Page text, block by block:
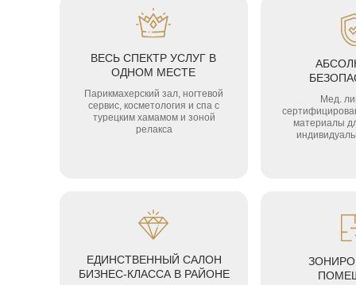
ВЕСЬ СПЕКТР УСЛУГ В
ОДНОМ МЕСТЕ
Парикмахерский зал, ногтевой
сервис, косметология и спа с
турецким хамамом и зоной
релакса
ЕДИНСТВЕННЫЙ САЛОН
БИЗНЕС-КЛАССА В РАЙОНЕ
Мед.
материалы